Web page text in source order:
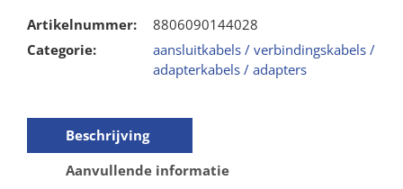
Artikelnummer:
8806090144028
Categorie:
aansluitkabels / verbindingskabels /
adapterkabels / adapters
Beschrijving
Aanvullende informatie